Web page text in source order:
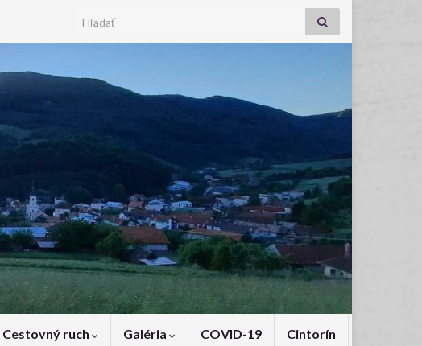
Search for:
Cestovný ruch Galéria COVID-19 Cintorín